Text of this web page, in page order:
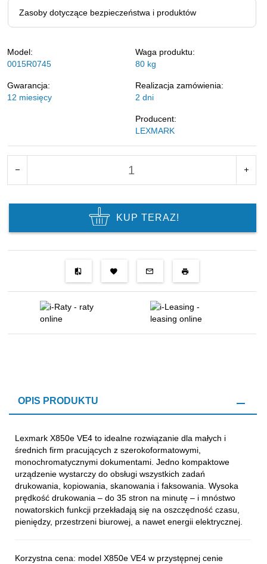
Zasoby dotyczące bezpieczeństwa i produktów
Model:
0015R0745
Waga produktu:
80 kg
Gwarancja:
12 miesięcy
Realizacja zamówienia:
2 dni
Producent:
LEXMARK
KUP TERAZ!
OPIS PRODUKTU
Lexmark X850e VE4 to idealne rozwiązanie dla małych i
średnich firm pracujących z szerokoformatowymi,
monochromatycznymi dokumentami. Jedno kompaktowe
urządzenie wystarczy do obsługi wszystkich zadań
drukowania, kopiowania, skanowania i faksowania. Wysoka
prędkość drukowania – do 35 stron na minutę – i mnóstwo
nowatorskich funkcji przekładają się na oszczędność czasu,
pieniędzy, przestrzeni biurowej, a nawet energii elektrycznej.
Korzystna cena: model X850e VE4 w przystępnej cenie